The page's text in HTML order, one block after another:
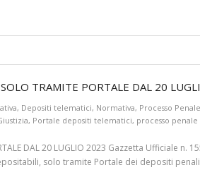
TRAMITE PORTALE DAL 20
, Depositi telematici, Normativa, Processo
, Portale depositi telematici, processo
DAL 20 LUGLIO 2023 Gazzetta
solo tramite Portale dei depositi